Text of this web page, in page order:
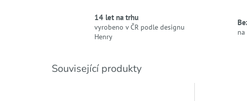
14 let na trhu
vyrobeno v ČR podle designu
Henry
Související produkty